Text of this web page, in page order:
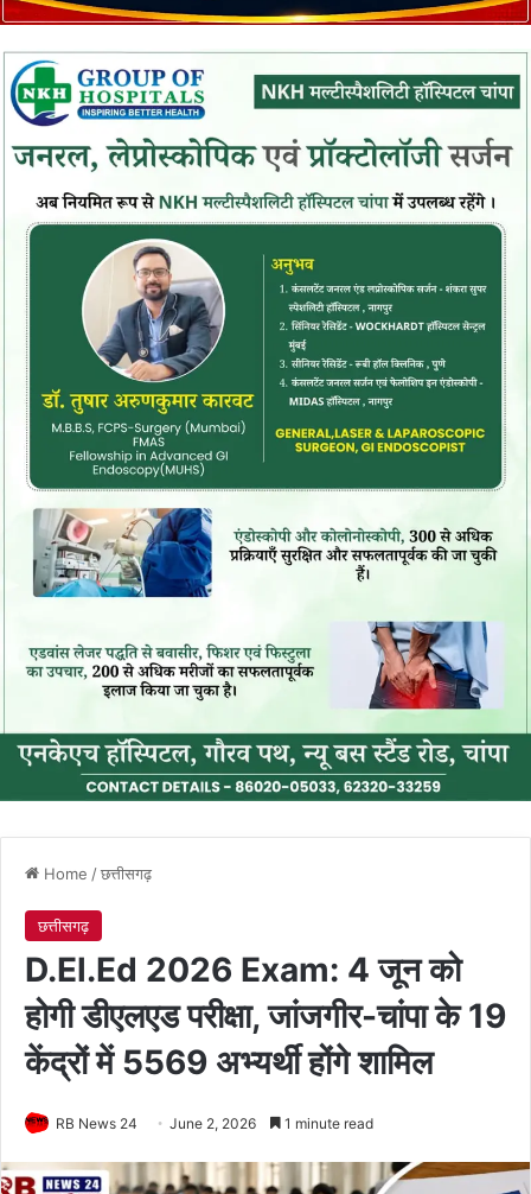
Home /छत्तीसगढ़
छत्तीसगढ़
D.El.Ed 2026 Exam: 4 जून को
होगी डीएलएड परीक्षा, जांजगीर-चांपा के 19
केंद्रों में 5569 अभ्यर्थी होंगे शामिल
RB News 24 June 2, 2026 1 minute read